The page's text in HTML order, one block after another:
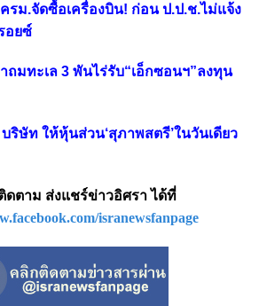
รม.จัดซื้อเครื่องบิน! ก่อน ป.ป.ช.ไม่แจ้ง
อยซ์
ถมทะเล 3 พันไร่รับ“เอ็กซอนฯ”ลงทุน
บริษัท ให้หุ้นส่วน‘สุภาพสตรี’ในวันเดียว
ดตาม ส่งแชร์ข่าวอิศรา ได้ที่
isranewsfanpage